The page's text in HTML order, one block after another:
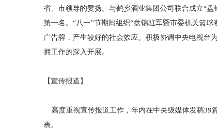
省、市领导的赞扬。与鹤乡酒业集团公司联合成立“
第一名。“八一”节期间组织“盘锦驻军暨市委机关篮
广告牌，产生较好的社会效应。积极协调中央电视台
拥工作的深入开展。
【宣传报道】
高度重视宣传报道工作，年内在中央级媒体发稿39
表。